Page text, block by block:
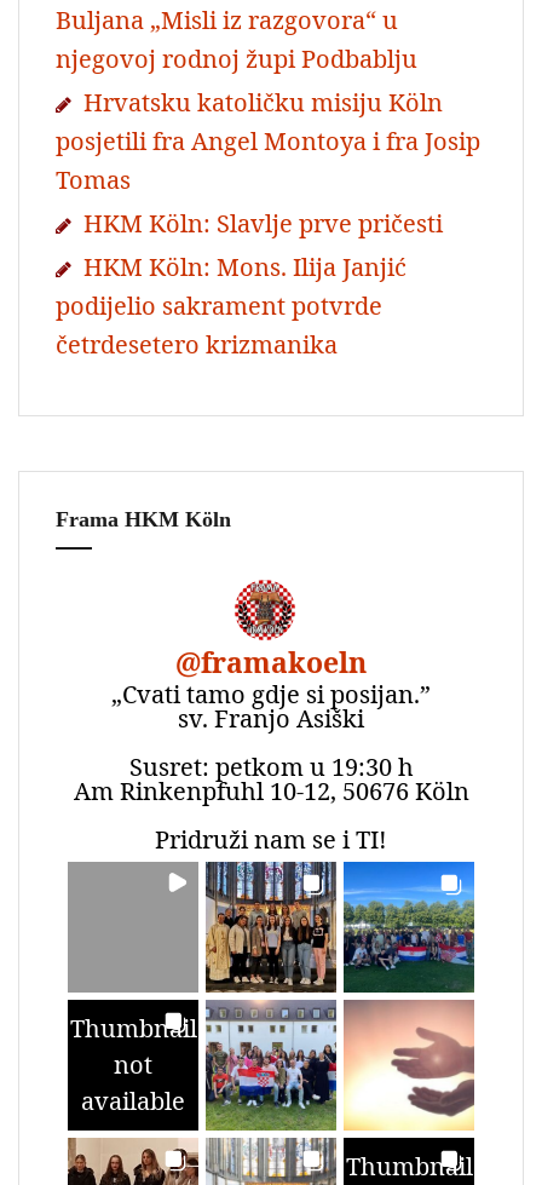
Buljana „Misli iz razgovora“ u
njegovoj rodnoj župi Podbablju
Hrvatsku katoličku misiju Köln
posjetili fra Angel Montoya i fra Josip
Tomas
HKM Köln: Slavlje prve pričesti
HKM Köln: Mons. Ilija Janjić
podijelio sakrament potvrde
četrdesetero krizmanika
Frama HKM Köln
@framakoeln
„Cvati tamo gdje si posijan.”
sv. Franjo Asiški
Susret: petkom u 19:30 h
Am Rinkenpfuhl 10-12, 50676 Köln
Pridruži nam se i TI!
Thumbnail
not
available
Thumbnail